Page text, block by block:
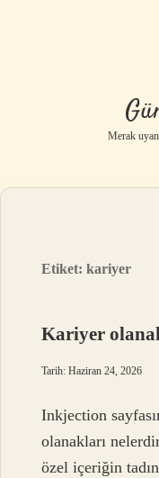
Merak
Etiket:kariyer
Kariyer
Tarih: Haziran 24, 2026
Inkjection
olanakları
özel içeriğin